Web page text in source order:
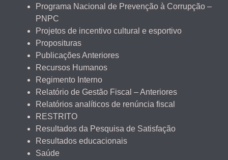
Programa Nacional de Prevenção à Corrupção –
PNPC
Projetos de incentivo cultural e esportivo
Proposituras
Publicações Anteriores
Recursos Humanos
Regimento Interno
Relatório de Gestão Fiscal – Anteriores
Relatórios analíticos de renúncia fiscal
RESTRITO
Resultados da Pesquisa de Satisfação
Resultados educacionais
Saúde